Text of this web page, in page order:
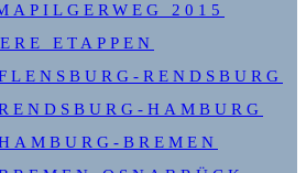
2015
ETAPPEN
RENDSBURG
HAMBURG
BREMEN